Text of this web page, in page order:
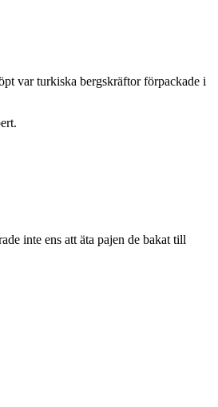
var turkiska bergskräftor förpackade i
inte ens att äta pajen de bakat till